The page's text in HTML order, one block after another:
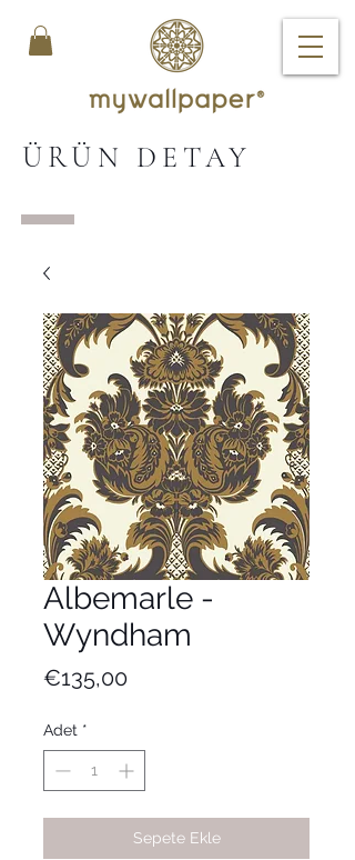
ÜRÜN DETAY
Albemarle -
Wyndham
€135,00Fiyat
Adet *
Sepete Ekle